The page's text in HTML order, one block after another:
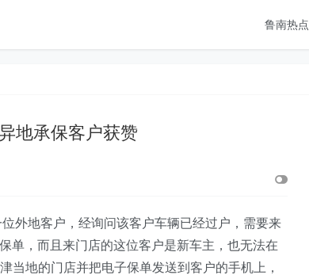
鲁南热点
地承保客户获赞
外地客户 ，经询问该客户车辆已经过户，需要来
单，而且来门店的这位客户是新车主，也无法在
当地的门店并把电子保单发送到客户的手机上，